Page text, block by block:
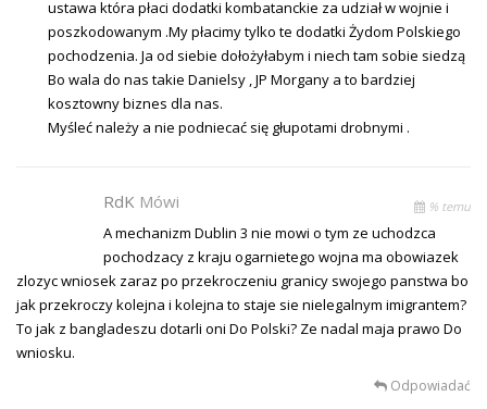
ustawa która płaci dodatki kombatanckie za udział w wojnie i
poszkodowanym .My płacimy tylko te dodatki Żydom Polskiego
pochodzenia. Ja od siebie dołożyłabym i niech tam sobie siedzą
Bo wala do nas takie Danielsy , JP Morgany a to bardziej
kosztowny biznes dla nas.
Myśleć należy a nie podniecać się głupotami drobnymi .
RdK Mówi % temu
A mechanizm Dublin 3 nie mowi o tym ze uchodzca
pochodzacy z kraju ogarnietego wojna ma obowiazek
zlozyc wniosek zaraz po przekroczeniu granicy swojego panstwa bo
jak przekroczy kolejna i kolejna to staje sie nielegalnym imigrantem?
To jak z bangladeszu dotarli oni Do Polski? Ze nadal maja prawo Do
wniosku.
Odpowiadać